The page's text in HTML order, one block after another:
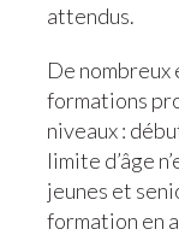
attendus.
De
formations
niveaux :
limite d’âge
jeunes et
formation en